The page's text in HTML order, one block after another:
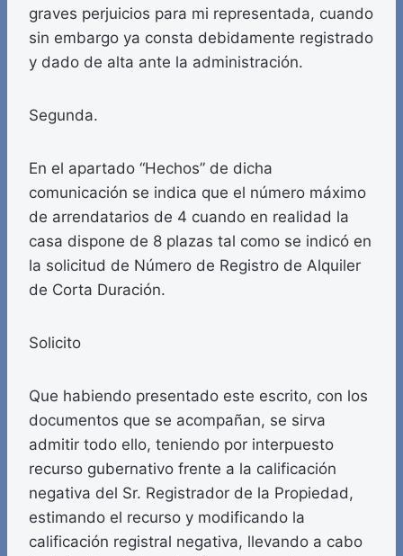
graves perjuicios para mi representada, cuando
sin embargo ya consta debidamente registrado
y dado de alta ante la administración.
Segunda.
En el apartado “Hechos” de dicha
comunicación se indica que el número máximo
de arrendatarios de 4 cuando en realidad la
casa dispone de 8 plazas tal como se indicó en
la solicitud de Número de Registro de Alquiler
de Corta Duración.
Solicito
Que habiendo presentado este escrito, con los
documentos que se acompañan, se sirva
admitir todo ello, teniendo por interpuesto
recurso gubernativo frente a la calificación
negativa del Sr. Registrador de la Propiedad,
estimando el recurso y modificando la
calificación registral negativa, llevando a cabo